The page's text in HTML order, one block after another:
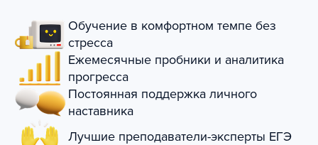
Обучение в комфортном темпе без
стресса
Ежемесячные пробники и аналитика
прогресса
Постоянная поддержка личного
наставника
Лучшие преподаватели-эксперты ЕГЭ